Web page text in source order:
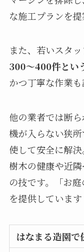
な施工プランを提
また、若いスタッ
300〜400件とい
かつ丁寧な作業も
他の業者では断
機が入らない狭
使して安全に解決
樹木の健康や近
の技です。「お
を提供しています
はなまる造園で